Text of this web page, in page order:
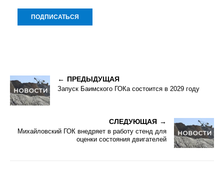
ПРЕДЫДУЩАЯ
Запуск Баимского ГОКа состоится в 2029 году
СЛЕДУЮЩАЯ
Михайловский ГОК внедряет в работу стенд для
оценки состояния двигателей